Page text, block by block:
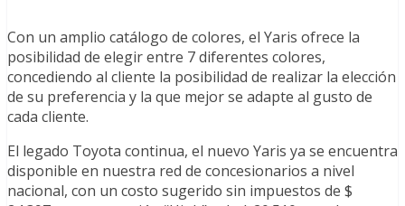
Con un amplio catálogo de colores, el Yaris ofrece la
posibilidad de elegir entre 7 diferentes colores,
concediendo al cliente la posibilidad de realizar la elección
de su preferencia y la que mejor se adapte al gusto de
cada cliente.
El legado Toyota continua, el nuevo Yaris ya se encuentra
disponible en nuestra red de concesionarios a nivel
nacional, con un costo sugerido sin impuestos de $